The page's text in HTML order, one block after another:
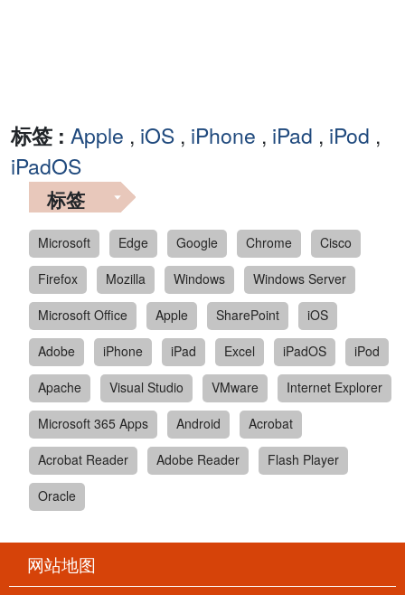
标签 : Apple , iOS , iPhone , iPad , iPod ,
iPadOS
标签
Microsoft Edge Google Chrome
Cisco
Firefox
Mozilla Windows
Windows Server
Microsoft Office
Apple SharePoint
iOS
Adobe
iPhone iPad Excel iPadOS
iPod
Apache
Visual Studio VMware
Internet Explorer
Microsoft 365 Apps
Android
Acrobat
Acrobat Reader
Adobe Reader
Flash Player
Oracle
网站地图